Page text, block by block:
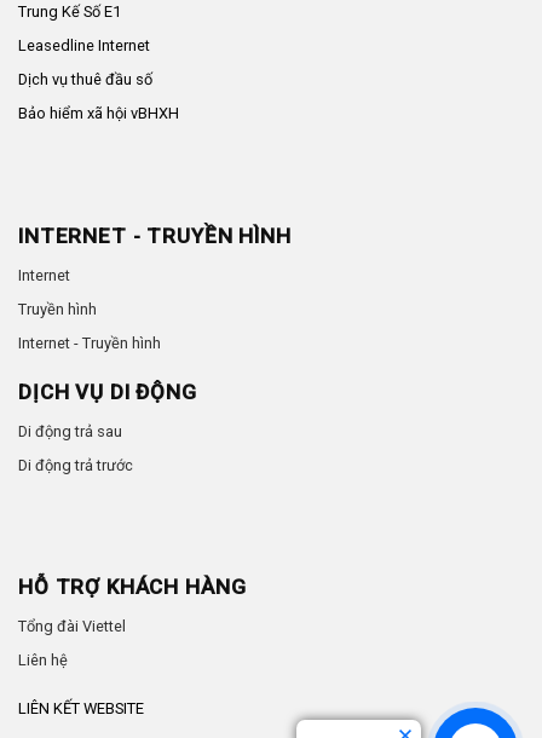
Trung Kế Số E1
Leasedline Internet
Dịch vụ thuê đầu số
Bảo hiểm xã hội vBHXH
INTERNET - TRUYỀN HÌNH
Internet
Truyền hình
Internet - Truyền hình
DỊCH VỤ DI ĐỘNG
Di động trả sau
Di động trả trước
HỖ TRỢ KHÁCH HÀNG
Tổng đài Viettel
Liên hệ
LIÊN KẾT WEBSITE